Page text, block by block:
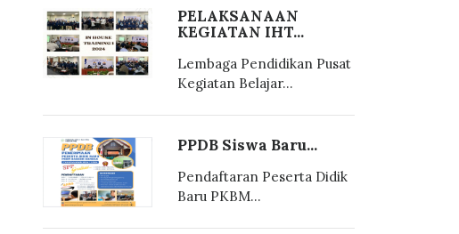
PELAKSANAAN
KEGIATAN IHT...
Lembaga Pendidikan Pusat
Kegiatan Belajar...
PPDB Siswa Baru...
Pendaftaran Peserta Didik
Baru PKBM...